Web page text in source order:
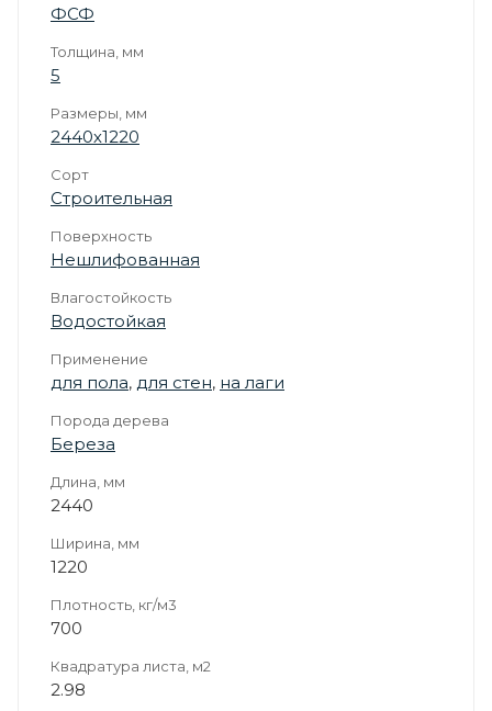
ФСФ
Толщина, мм
5
Размеры, мм
2440х1220
Сорт
Строительная
Поверхность
Нешлифованная
Влагостойкость
Водостойкая
Применение
для пола, для стен, на лаги
Порода дерева
Береза
Длина, мм
2440
Ширина, мм
1220
Плотность, кг/м3
700
Квадратура листа, м2
2.98